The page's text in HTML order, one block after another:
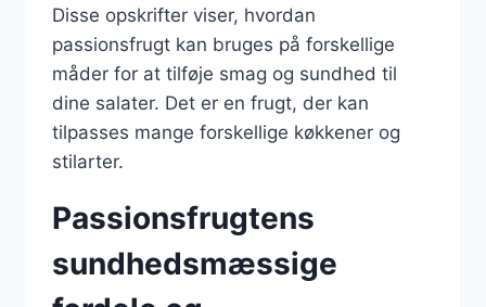
Disse opskrifter viser, hvordan
passionsfrugt kan bruges på forskellige
måder for at tilføje smag og sundhed til
dine salater. Det er en frugt, der kan
tilpasses mange forskellige køkkener og
stilarter.
Passionsfrugtens
sundhedsmæssige